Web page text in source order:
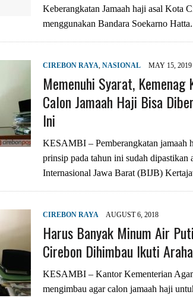
Keberangkatan Jamaah haji asal Kota
menggunakan Bandara Soekarno
CIREBON RAYA, NASIONAL MAY 15, 2019
Memenuhi Syarat,
Calon Jamaah Haji Bisa
Ini
KESAMBI – Pemberangkatan jamaah
prinsip pada tahun ini sudah
Internasional Jawa Barat (BIJB)
CIREBON RAYA AUGUST 6, 2018
Harus Banyak Minum Air
Cirebon Dihimbau Ikuti
KESAMBI – Kantor Kementerian
mengimbau agar calon jamaah haji